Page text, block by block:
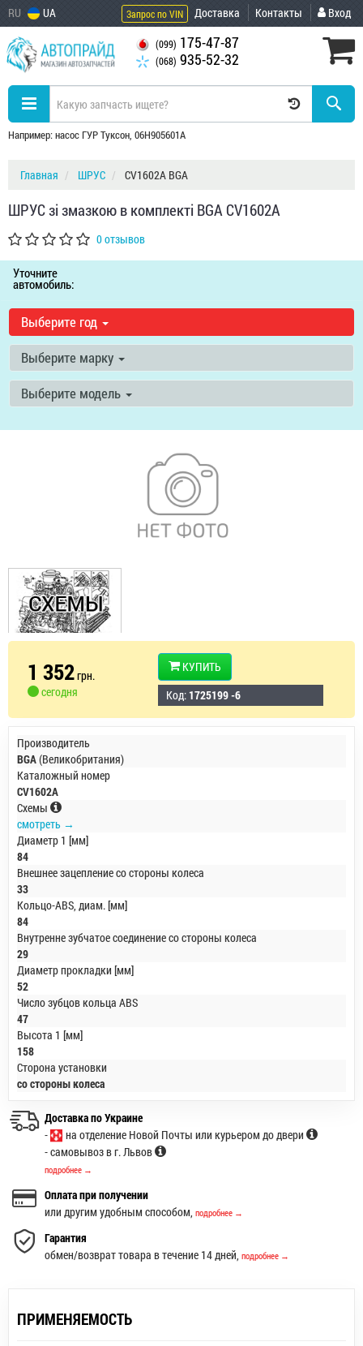
RU UA Запрос по VIN Доставка Контакты Вход
(099) 175-47-87
(068) 935-52-32
Например: насос ГУР Туксон, 06H905601A
Главная ШРУС CV1602A BGA
ШРУС зі змазкою в комплекті BGA CV1602A
0 отзывов
Уточните
автомобиль:
Выберите год
Выберите марку
Выберите модель
1 352грн.
сегодня
КУПИТЬ
Код: 1725199 -6
Производитель
BGA(Великобритания)
Каталожный номер
CV1602A
Схемы
смотреть →
Диаметр 1 [мм]
84
Внешнее зацепление со стороны колеса
33
Кольцо-ABS, диам. [мм]
84
Внутренне зубчатое соединение со стороны колеса
29
Диаметр прокладки [мм]
52
Число зубцов кольца ABS
47
Высота 1 [мм]
158
Сторона установки
со стороны колеса
Доставка по Украине
-
на отделение Новой Почты или курьером до двери
- самовывоз в г. Львов
подробнее →
Оплата при получении
или другим удобным способом, подробнее →
Гарантия
обмен/возврат товара в течение 14 дней, подробнее →
ПРИМЕНЯЕМОСТЬ